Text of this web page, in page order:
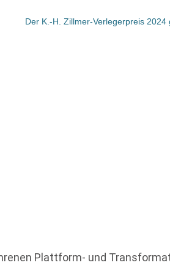
Plattform- und